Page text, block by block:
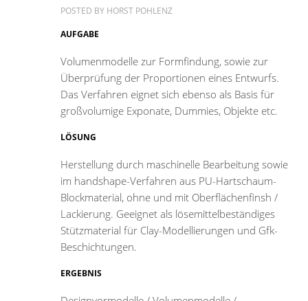
POSTED BY HORST POHLENZ
AUFGABE
Volumenmodelle zur Formfindung, sowie zur
Überprüfung der Proportionen eines Entwurfs.
Das Verfahren eignet sich ebenso als Basis für
großvolumige Exponate, Dummies, Objekte etc.
LÖSUNG
Herstellung durch maschinelle Bearbeitung sowie
im handshape-Verfahren aus PU-Hartschaum-
Blockmaterial, ohne und mit Oberflächenfinsh /
Lackierung. Geeignet als lösemittelbeständiges
Stützmaterial für Clay-Modellierungen und Gfk-
Beschichtungen.
ERGEBNIS